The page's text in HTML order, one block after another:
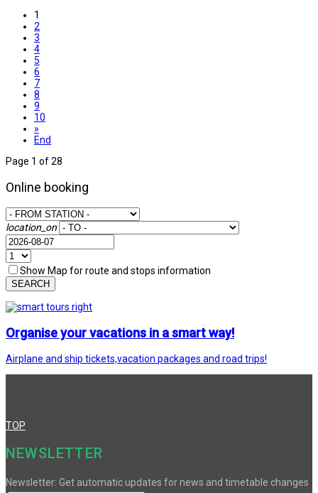
1
2
3
4
5
6
7
8
9
10
»
End
Page 1 of 28
Online booking
location_on
Show Map for route and stops information
SEARCH
Organise your vacations in a smart way!
Airplane and ship tickets,vacation packages and road trips!
TOP
NEWSLETTER
Newsletter: Get automatic updates for news and timetable changes